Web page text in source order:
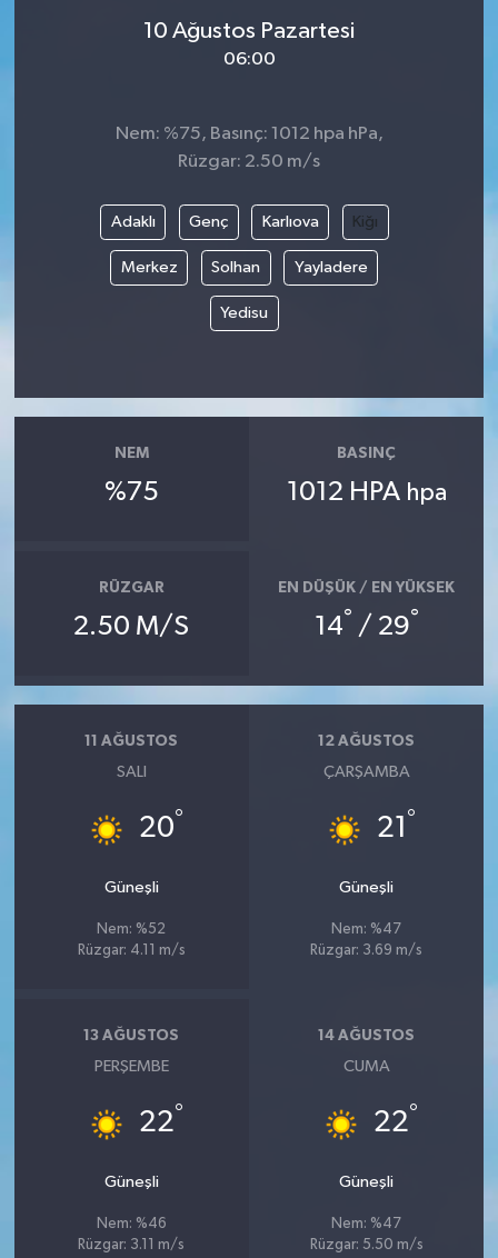
10 Ağustos Pazartesi
06:00
Nem: %75, Basınç: 1012 hpa hPa,
Rüzgar: 2.50 m/s
Adaklı Genç Karlıova Kiğı
Merkez Solhan Yayladere
Yedisu
NEM
%75
BASINÇ
1012 HPA hpa
RÜZGAR
2.50 M/S
EN DÜŞÜK / EN YÜKSEK
14° / 29°
11 AĞUSTOS
SALI
20°
Güneşli
Nem: %52
Rüzgar: 4.11 m/s
12 AĞUSTOS
ÇARŞAMBA
21 °
Güneşli
Nem: %47
Rüzgar: 3.69 m/s
13 AĞUSTOS
PERŞEMBE
22°
Güneşli
Nem: %46
Rüzgar: 3.11 m/s
14 AĞUSTOS
CUMA
22°
Güneşli
Nem: %47
Rüzgar: 5.50 m/s
İlçe Haberleri
Kültür & Sanat
Sokak Hayvanlarını Sahiplendirme
Sonsöz Özel
Vasıta